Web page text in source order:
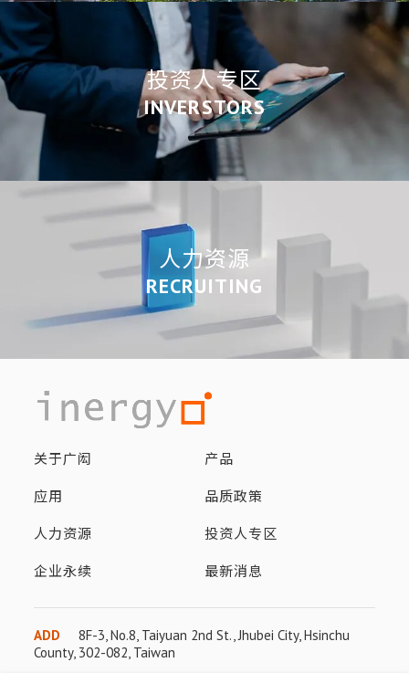
投资人专区
INVERSTORS
人力资源
RECRUITING
关于广闳 产品
应用 品质政策
人力资源 投资人专区
企业永续 最新消息
ADD
8F-3, No.8, Taiyuan 2nd St., Jhubei City, Hsinchu
County, 302-082, Taiwan